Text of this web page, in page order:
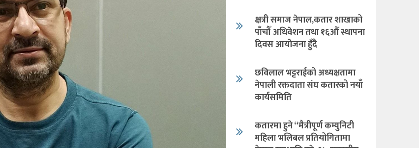
क्षत्री समाज नेपाल,कतार शाखाको
पाँचौँ अधिवेशन तथा १६औँ स्थापना
दिवस आयोजना हुँदै
छविलाल भट्टराईको अध्यक्षतामा
नेपाली रक्तदाता संघ कतारको नयाँ
कार्यसमिति
कतारमा हुने “मैत्रीपूर्ण कम्युनिटी
महिला भलिबल प्रतियोगितामा